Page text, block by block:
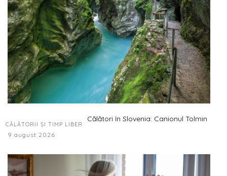
CĂLĂTORII ȘI TIMP LIBER
Călători în Slovenia: Canionul Tolmin
9 august 2026